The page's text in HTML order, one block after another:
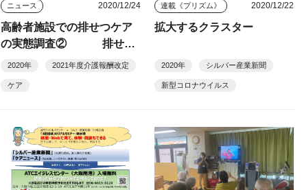
ニュース 2020/12/24
高齢者施設での排せつケア
の実態調査② 排せつ
支援加算算定には報酬引き
2020年 2021年度介護報酬改定
ケア
連載《プリズム》 2020/12/22
拡大するクラスター
2020年 シルバー産業新聞
新型コロナウイルス